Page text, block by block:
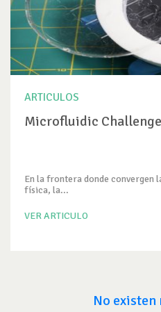
ARTICULOS
Microfluidic Challenge
En la frontera donde convergen
física, la...
VER ARTICULO
No existen